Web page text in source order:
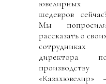
ювелирных
шедевров
Мы
рассказать о
сотрудниках
директора
производству
«Казахювелир»